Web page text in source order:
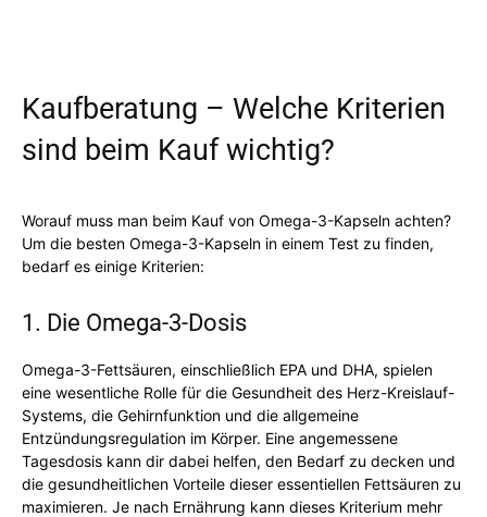
Kaufberatung – Welche Kriterien
sind beim Kauf wichtig?
Worauf muss man beim Kauf von Omega-3-Kapseln achten?
Um die besten Omega-3-Kapseln in einem Test zu finden,
bedarf es einige Kriterien:
1. Die Omega-3-Dosis
Omega-3-Fettsäuren, einschließlich EPA und DHA, spielen
eine wesentliche Rolle für die Gesundheit des Herz-Kreislauf-
Systems, die Gehirnfunktion und die allgemeine
Entzündungsregulation im Körper. Eine angemessene
Tagesdosis kann dir dabei helfen, den Bedarf zu decken und
die gesundheitlichen Vorteile dieser essentiellen Fettsäuren zu
maximieren. Je nach Ernährung kann dieses Kriterium mehr